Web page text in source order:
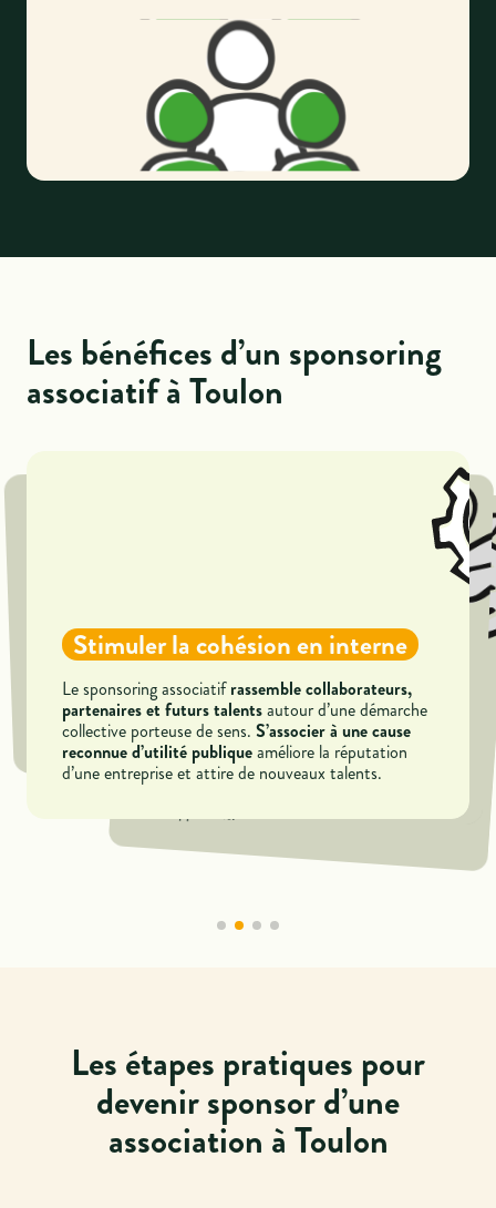
Les bénéfices d’un sponsoring
associatif à Toulon
territoire toulonnais
Participer activement à la vie associative de Toulon
accélèrela notoriété des entreprises auprès des
résidentset ouvre de nouvelles perspectives de
collaboration locale.
Stimuler la cohésion en interne
Le sponsoring associatifrassemble collaborateurs,
partenaires et futurs talentsautour d’une démarche
collective porteuse de sens.S’associer à une cause
reconnue d’utilité publiqueaméliore la réputation
d’une entreprise et attire de nouveaux talents.
Les avantages fiscaux du
sponsoring toulonnais
Participer financièrement à la vie associative à Toulon
permet de bénéficier d’une fiscalité avantageuse
avec une réduction d’impôt pouvant atteindre 60%
selon le cadre légal en vigueur.
Tisser un réseau professionnel
toulonnais élargi
Le fait de sponsoriser une association à Toulon
multiplie les occasions de rencontres et d’échanges
avec une grande variété de partenaires
développement.
Les étapes pratiques pour
devenir sponsor d’une
association à Toulon